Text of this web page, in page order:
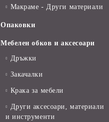
Макраме - Други материали
Опаковки
Мебелен обков и аксесоари
Дръжки
Закачалки
Крака за мебели
Други аксесоари, материали
и инструменти